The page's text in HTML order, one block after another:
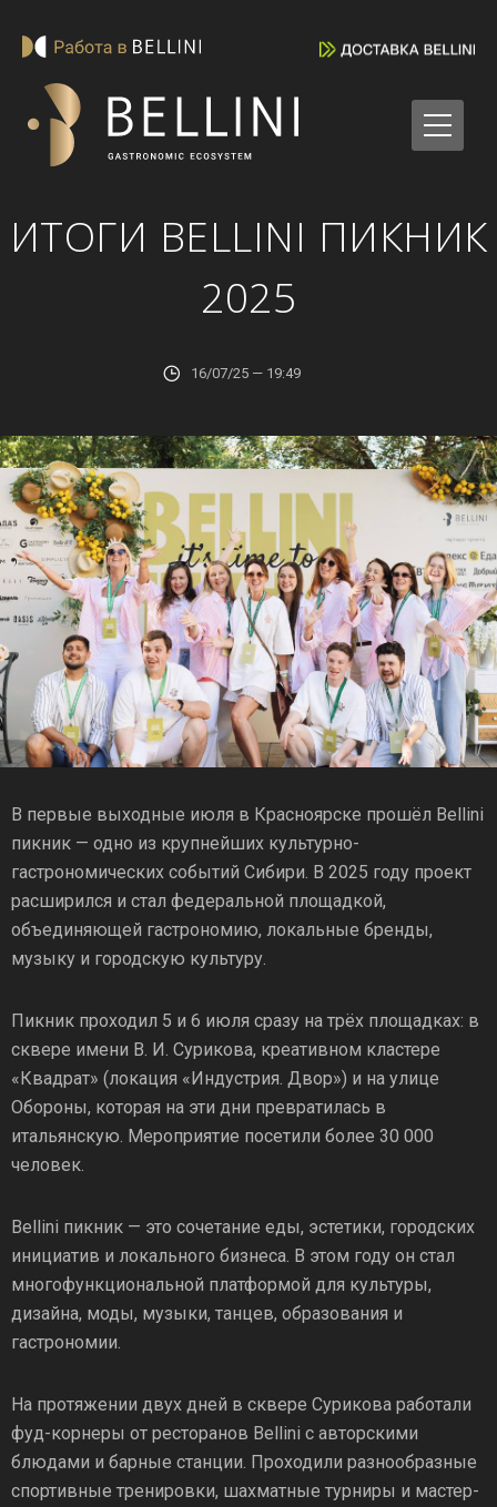
ИТОГИ BELLINI ПИКНИК
2025
16/07/25 — 19:49
В первые выходные июля в Красноярске прошёл Bellini
пикник — одно из крупнейших культурно-
гастрономических событий Сибири. В 2025 году проект
расширился и стал федеральной площадкой,
объединяющей гастрономию, локальные бренды,
музыку и городскую культуру.
Пикник проходил 5 и 6 июля сразу на трёх площадках: в
сквере имени В. И. Сурикова, креативном кластере
«Квадрат» (локация «Индустрия. Двор») и на улице
Обороны, которая на эти дни превратилась в
итальянскую. Мероприятие посетили более 30 000
человек.
Bellini пикник — это сочетание еды, эстетики, городских
инициатив и локального бизнеса. В этом году он стал
многофункциональной платформой для культуры,
дизайна, моды, музыки, танцев, образования и
гастрономии.
На протяжении двух дней в сквере Сурикова работали
фуд-корнеры от ресторанов Bellini с авторскими
блюдами и барные станции. Проходили разнообразные
спортивные тренировки, шахматные турниры и мастер-